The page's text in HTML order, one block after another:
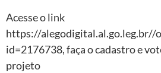
Acesse o link
https://alegodigital.al.go.leg.br//
id=2176738, faça o cadastro e
projeto